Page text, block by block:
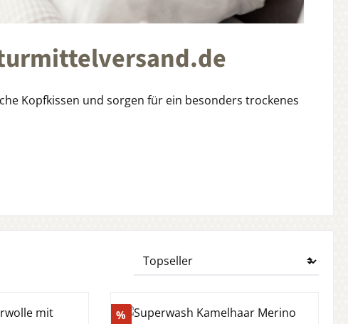
Kopfkissen und sorgen für ein besonders trockenes
% Rabatt